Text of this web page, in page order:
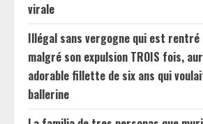
virale
Illégal sans vergogne qui est rentré
malgré son expulsion TROIS fois,
adorable fillette de six ans qui
ballerine